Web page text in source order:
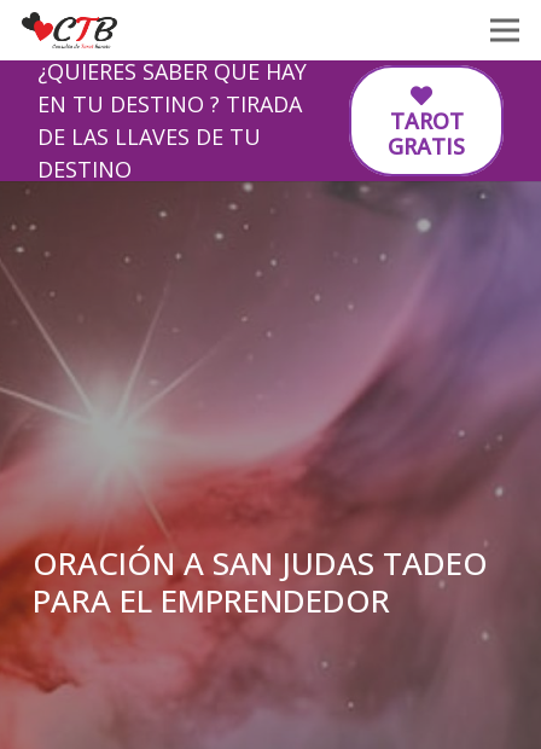
¿QUIERES SABER QUE HAY
EN TU DESTINO ? TIRADA
DE LAS LLAVES DE TU
DESTINO
TAROT
GRATIS
ORACIÓN A SAN JUDAS TADEO
PARA EL EMPRENDEDOR